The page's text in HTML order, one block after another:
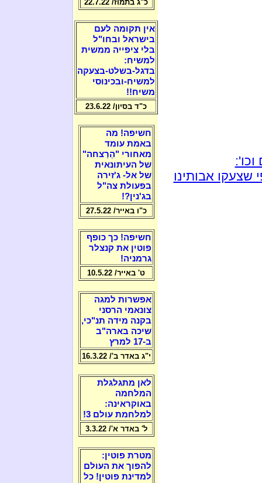
אבותינו
כ"ג בתמוז/ 22.7.22
אין תקומה לעם
בישראל ובחו"ל
בלי ציפייה ממשית
למשיח:
בדגל-בשלט-בצעקה
למשיח-ובכינוסי
משיח!!
כ"ד בסיון/ 23.6.22
חשיפה! מה
באמת עומד
מאחורי "הֵרַצחה"
של העיתונאית
של אל- ג'זירה
בפעולת צה"ל
בג'נין?!
כ"ו באייר/ 27.5.22
חשיפה! כך כופף
פוטין את קנצלר
גרמניה!
ט' באייר/ 10.5.22
אפשרות למגה
צונאמי הרסני
בקנה מידה תנ"כי,
שיכה בארה"ב
ב-17 למרץ
י"ג באדר ב'/ 16.3.22
לאן מתגלגלת
המלחמה
באוקראינה:
למלחמת עולם 3!
ל' באדר א'/ 3.3.22
מטרת פוטין:
להפוך את העולם
למדינת פוטין! כל